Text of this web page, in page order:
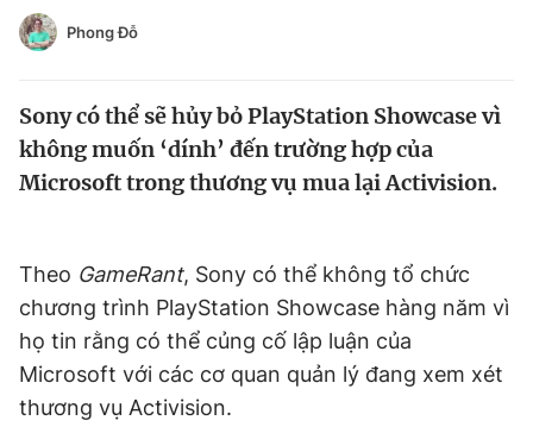
Chào ngày mới
Tin thị trường Tin 360
Video Magazine
Sản phẩm khác
Tiện ích Bạn cần biết
Thông tin tòa soạn
Phong Đỗ
Sony có thể sẽ hủy bỏ PlayStation Showcase vì
không muốn ‘dính’ đến trường hợp của
Microsoft trong thương vụ mua lại Activision.
Theo GameRant, Sony có thể không tổ chức
chương trình PlayStation Showcase hàng năm vì
họ tin rằng có thể củng cố lập luận của
Microsoft với các cơ quan quản lý đang xem xét
thương vụ Activision.